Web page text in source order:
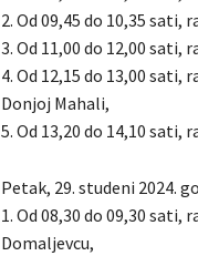
2. Od 09,45 do 10,35
3. Od 11,00 do 12,00 sati,
4. Od 12,15 do 13,00
Donjoj Mahali,
5. Od 13,20 do 14,10 sati,
Petak, 29. studeni 2024.
1. Od 08,30 do 09,30
Domaljevcu,